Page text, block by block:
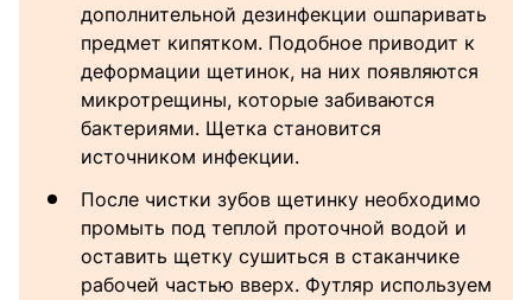
дополнительной дезинфекции ошпаривать
предмет кипятком. Подобное приводит к
деформации щетинок, на них появляются
микротрещины, которые забиваются
бактериями. Щетка становится
источником инфекции.
После чистки зубов щетинку необходимо
промыть под теплой проточной водой и
оставить щетку сушиться в стаканчике
рабочей частью вверх. Футляр используем